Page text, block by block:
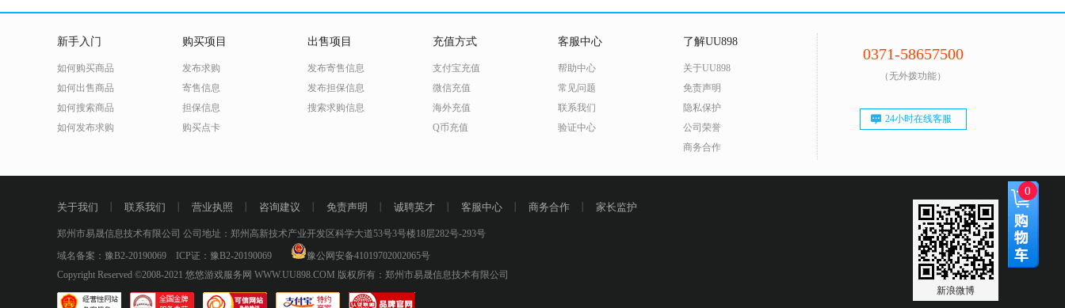
0
新手入门
如何购买商品
如何出售商品
如何搜索商品
如何发布求购
购买项目
发布求购
寄售信息
担保信息
购买点卡
出售项目
发布寄售信息
发布担保信息
搜索求购信息
充值方式
支付宝充值
微信充值
海外充值
Q币充值
客服中心
帮助中心
常见问题
联系我们
验证中心
了解UU898
关于UU898
免责声明
隐私保护
公司荣誉
商务合作
0371-58657500
（无外拨功能）
24小时在线客服
新浪微博
关于我们 联系我们 营业执照 咨询建议 免责声明 诚聘英才 客服中心 商务合作 家长监护
郑州市易晟信息技术有限公司 公司地址：郑州高新技术产业开发区科学大道53号3号楼18层282号-293号
域名备案： 豫B2-20190069 ICP证： 豫B2-20190069
豫公网安备41019702002065号
Copyright Reserved ©2008-2021 悠悠游戏服务网 WWW.UU898.COM 版权所有：郑州市易晟信息技术有限公司